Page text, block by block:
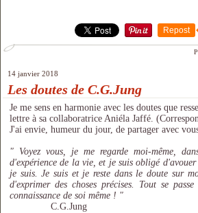
Repost
14 janvier 2018
Les doutes de C.G.Jung
Je me sens en harmonie avec les doutes que
lettre à sa collaboratrice Aniéla Jaffé.
J'ai envie, humeur du jour, de partager avec
" Voyez vous, je me regarde moi-même,
d'expérience de la vie, et je suis obligé
je suis. Je suis et je reste dans le doute sur
d'exprimer des choses précises. Tout se
connaissance de soi même ! "
C.G.Jung